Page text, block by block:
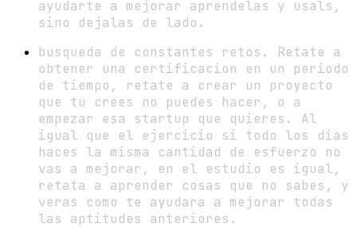
ayudarte a mejorar aprendelas y usals,
sino dejalas de lado.
busqueda de constantes retos. Retate a
obtener una certificacion en un periodo
de tiempo, retate a crear un proyecto
que tu crees no puedes hacer, o a
empezar esa startup que quieres. Al
igual que el ejercicio si todo los dias
haces la misma cantidad de esfuerzo no
vas a mejorar, en el estudio es igual,
retata a aprender cosas que no sabes, y
veras como te ayudara a mejorar todas
las aptitudes anteriores.